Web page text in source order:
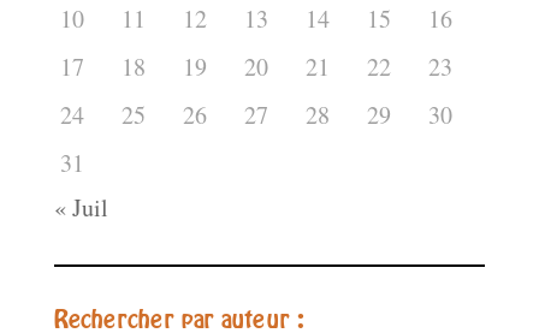
10 11 12 13 14 15
16
17
18 19 20 21 22
23
24
25 26 27 28 29
30
31
« Juil
Rechercher par auteur :